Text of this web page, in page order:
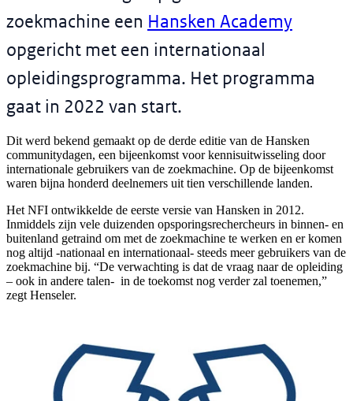
zoekmachine een Hansken Academy
opgericht met een internationaal
opleidingsprogramma. Het programma
gaat in 2022 van start.
Dit werd bekend gemaakt op de derde editie van de Hansken
communitydagen, een bijeenkomst voor kennisuitwisseling door
internationale gebruikers van de zoekmachine. Op de bijeenkomst
waren bijna honderd deelnemers uit tien verschillende landen.
Het NFI ontwikkelde de eerste versie van Hansken in 2012.
Inmiddels zijn vele duizenden opsporingsrechercheurs in binnen- en
buitenland getraind om met de zoekmachine te werken en er komen
nog altijd -nationaal en internationaal- steeds meer gebruikers van de
zoekmachine bij. “De verwachting is dat de vraag naar de opleiding
– ook in andere talen- in de toekomst nog verder zal toenemen,”
zegt Henseler.